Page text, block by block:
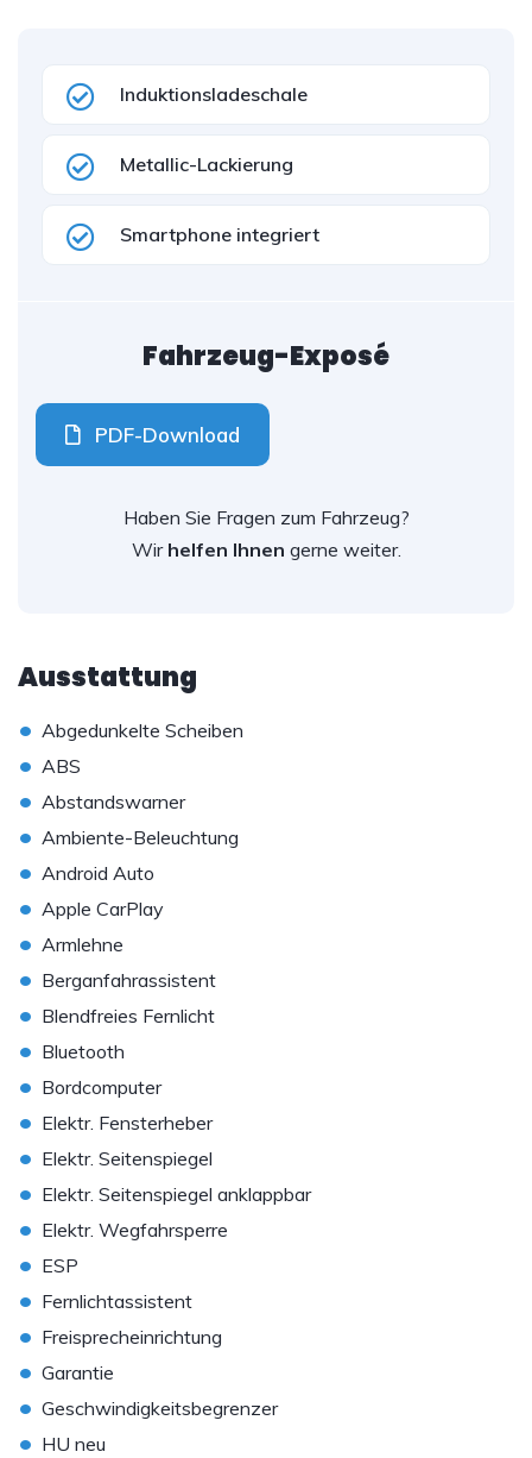
Induktionsladeschale
Metallic-Lackierung
Smartphone integriert
Fahrzeug-Exposé
PDF-Download
Haben Sie Fragen zum Fahrzeug?
Wir helfen Ihnen gerne weiter.
Ausstattung
• Abgedunkelte Scheiben
• ABS
• Abstandswarner
• Ambiente-Beleuchtung
• Android Auto
• Apple CarPlay
• Armlehne
• Berganfahrassistent
• Blendfreies Fernlicht
• Bluetooth
• Bordcomputer
• Elektr. Fensterheber
• Elektr. Seitenspiegel
• Elektr. Seitenspiegel anklappbar
• Elektr. Wegfahrsperre
• ESP
• Fernlichtassistent
• Freisprecheinrichtung
• Garantie
• Geschwindigkeitsbegrenzer
• HU neu